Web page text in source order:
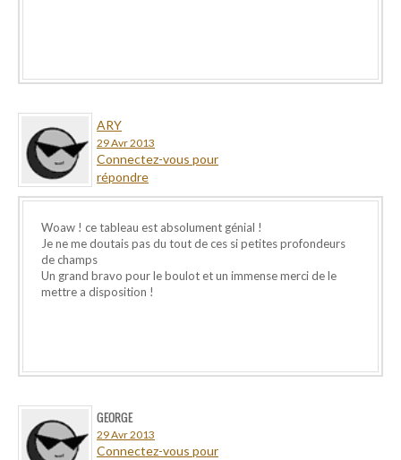
ARY
29 Avr 2013
Connectez-vous pour
répondre
Woaw ! ce tableau est absolument génial !
Je ne me doutais pas du tout de ces si petites profondeurs
de champs
Un grand bravo pour le boulot et un immense merci de le
mettre a disposition !
GEORGE
29 Avr 2013
Connectez-vous pour